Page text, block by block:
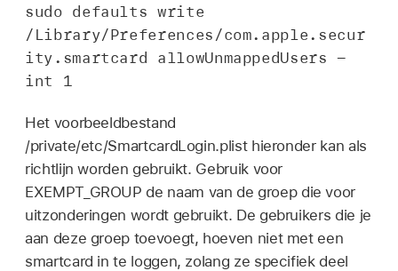
sudo defaults write
/Library/Preferences/com.apple.secur
ity.smartcard allowUnmappedUsers -
int 1
Het voorbeeldbestand
/private/etc/SmartcardLogin.plist hieronder kan als
richtlijn worden gebruikt. Gebruik voor
EXEMPT_GROUP de naam van de groep die voor
uitzonderingen wordt gebruikt. De gebruikers die je
aan deze groep toevoegt, hoeven niet met een
smartcard in te loggen, zolang ze specifiek deel